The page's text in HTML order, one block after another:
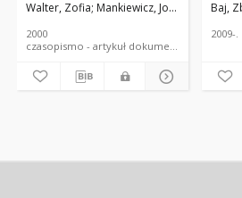
Walter, Zofia Mankiewicz, Joanna
2000
czasopismo - artykuł dokument piśmienniczy
Baj,
2009-.